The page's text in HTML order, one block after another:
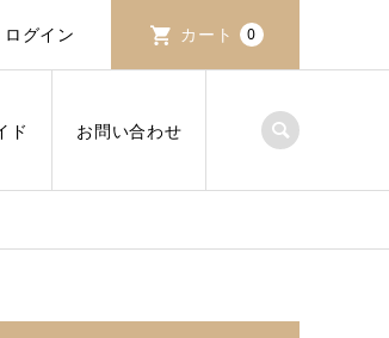
ログイン カート 0
ド お問い合わせ